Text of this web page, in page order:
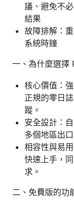
議、避免不
結果
故障排解：
系統時鐘
一、為什麼選擇
核心價值：
正規的零日
蹤。
安全設計：
多個地區出
相容性與易
快速上手，
求。
二、免費版的功